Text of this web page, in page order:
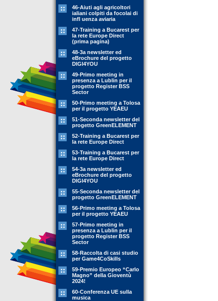
46-Aiuti agli agricoltori
ialiani colpiti da focolai di
infl uenza aviaria
47-Training a Bucarest per
la rete Europe Direct
(prima pagina)
48-3a newsletter ed
eBrochure del progetto
DIGI4YOU
49-Primo meeting in
presenza a Lublin per il
progetto Register BSS
Sector
50-Primo meeting a Tolosa
per il progetto YEAEU
51-Seconda newsletter del
progetto GreenELEMENT
52-Training a Bucarest per
la rete Europe Direct
53-Training a Bucarest per
la rete Europe Direct
54-3a newsletter ed
eBrochure del progetto
DIGI4YOU
55-Seconda newsletter del
progetto GreenELEMENT
56-Primo meeting a Tolosa
per il progetto YEAEU
57-Primo meeting in
presenza a Lublin per il
progetto Register BSS
Sector
58-Raccolta di casi studio
per Game4CoSkills
59-Premio Europeo “Carlo
Magno” della Gioventù
2024!
60-Conferenza UE sulla
musica